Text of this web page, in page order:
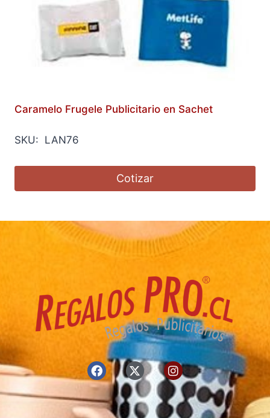
Caramelo Frugele Publicitario en Sachet
SKU: LAN76
Cotizar